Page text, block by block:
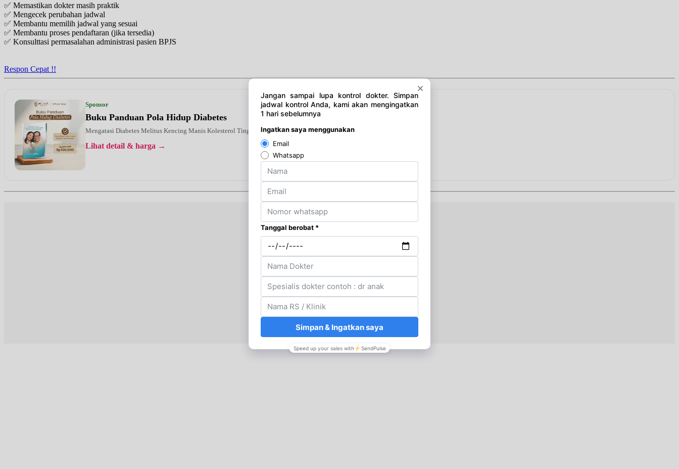
✅ Memastikan dokter masih praktik
✅ Mengecek perubahan jadwal
✅ Membantu memilih jadwal yang sesuai
✅ Membantu proses pendaftaran (jika tersedia)
✅ Konsulttasi permasalahan administrasi pasien BPJS
Respon Cepat !!
Sponsor
Buku Panduan Pola Hidup Diabetes
Mengatasi Diabetes Melitus Kencing Manis Kolesterol Tinggi Kebas Kesemutan
Lihat detail & harga →